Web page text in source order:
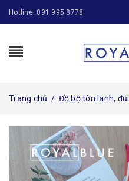
Hotline: 091 995 8778
Trang chủ / Đồ bộ tôn lanh, đũi